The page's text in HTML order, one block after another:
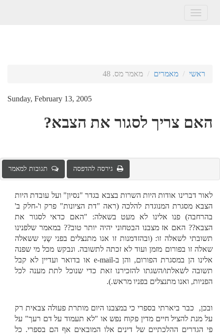
Toggle
ראשי מאמרים מאמר מס. 48
Sunday, February 13, 2005
האם צריך לסגור את הצבא?
גירסה להדפסה תגובות למאמר
לאור דברינו אודות היות השרות בצבא בגדר "נסיון" ועל עובדת היות
הצבא מסגרת המנוגדת להלכה (ראה "דת הציונות" פרק ו'-חלק ב'
בהרחבה) פנו אלינו לא מעט בשאלה: "האם כדאי לסגור את
הצבא?? האם אז מצבנו הבטחוני יהיה יותר טוב?? במאמר שלפנינו
תשובתי לשאלה זו: (ובהזדמנות זו אנו מתנצלים בפני שָנִי ששאלה
שאלה זו בפורום מזמן ועוד לא זכתה לתשובה. ונבקש מכל מי שפנה
אלינו הן במסגרת הפורום, והן ב-e-mail או בדואר ועדיין לא קבל
תשובה לשאלתו/השגתו להזכירנו זאת כדי שנוכל לתת מענה לכל
הפניות, ואנו מתנצלים בפניו מראש.).
ובכן, כבר ביארתי בספרי כי במצבנו היום מותרת פעולה צבאית רק
על מנת להציל חיים מדין פקוח נפש או "לא תעמוד על דם רעך" על
פי הגדרים ההלכתיים של דינים אלו המובאים אף הם בספרי. כל